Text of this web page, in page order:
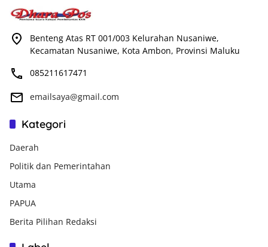
Benteng Atas RT 001/003 Kelurahan Nusaniwe,
Kecamatan Nusaniwe, Kota Ambon, Provinsi Maluku
085211617471
emailsaya@gmail.com
Kategori
Daerah
Politik dan Pemerintahan
Utama
PAPUA
Berita Pilihan Redaksi